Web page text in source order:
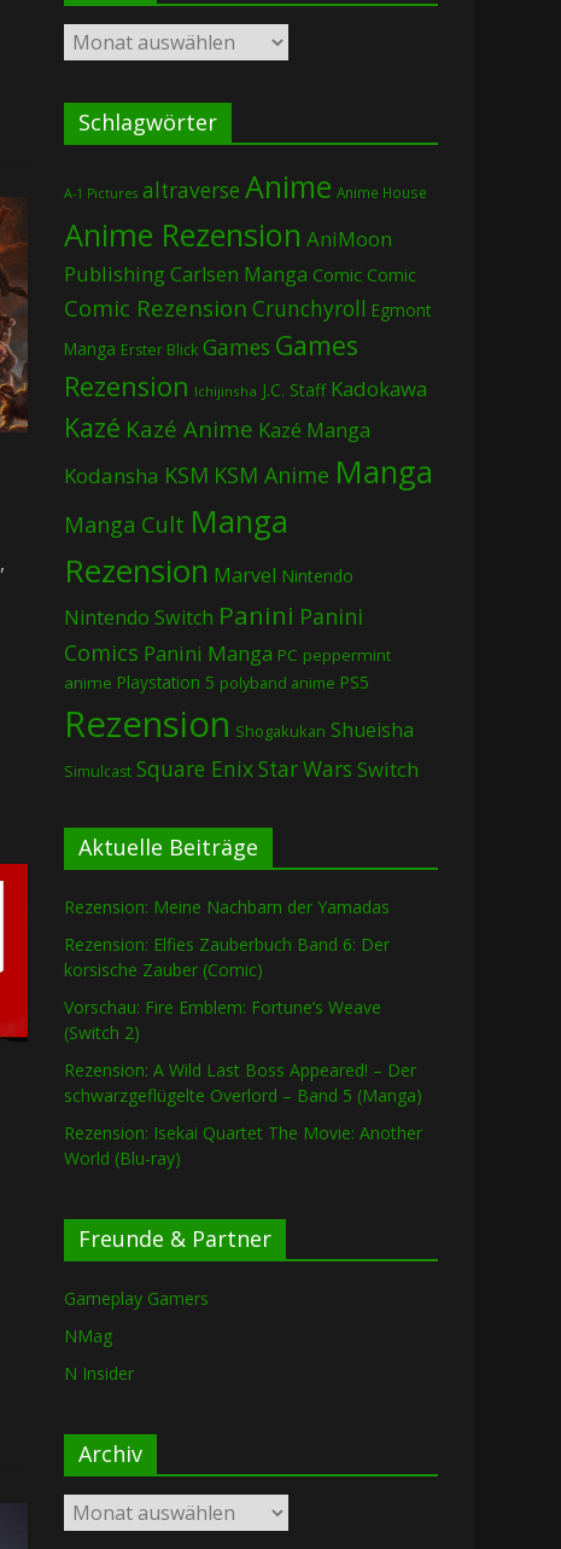
,
Archiv
Schlagwörter
A-1 Pictures altraverse Anime Anime House
Anime Rezension AniMoon
PublishingCarlsen Manga Comic Comic
Comic Rezension Crunchyroll Egmont
Manga Erster Blick Games Games
Rezension Ichijinsha J.C. Staff Kadokawa
Kazé Kazé Anime Kazé Manga
Kodansha KSM KSM Anime Manga
Manga Cult Manga
Rezension Marvel Nintendo
Nintendo Switch Panini Panini
Comics Panini Manga PC peppermint
anime Playstation 5 polyband anime PS5
Rezension Shogakukan Shueisha
Simulcast Square EnixStar Wars Switch
Aktuelle Beiträge
Rezension: Meine Nachbarn der Yamadas
Rezension: Elfies Zauberbuch Band 6: Der
korsische Zauber (Comic)
Vorschau: Fire Emblem: Fortune’s Weave
(Switch 2)
Rezension: A Wild Last Boss Appeared! – Der
schwarzgeflügelte Overlord – Band 5 (Manga)
Rezension: Isekai Quartet The Movie: Another
World (Blu-ray)
Freunde & Partner
Gameplay Gamers
NMag
N Insider
Archiv
Archiv